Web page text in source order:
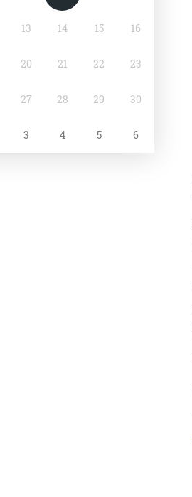
13 14 15 16
20 21 22 23
27 28 29 30
3 4 5 6